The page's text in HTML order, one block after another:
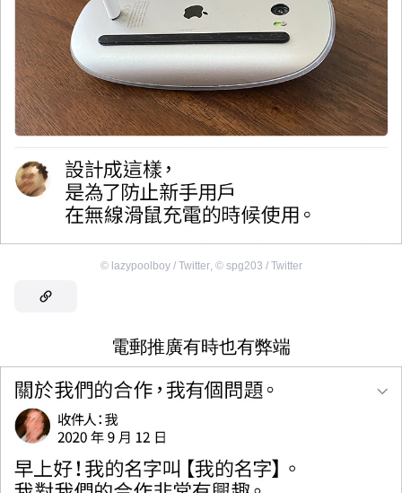
© lazypoolboy / Twitter, © spg203 / Twitter
電郵推廣有時也有弊端